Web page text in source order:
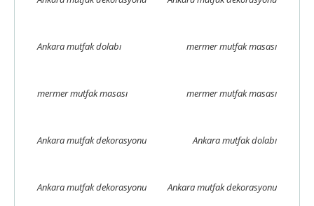
Ankara mutfak dolabı mermer mutfak masası
mermer mutfak masası mermer mutfak masası
Ankara mutfak dekorasyonu Ankara mutfak dolabı
Ankara mutfak dekorasyonu Ankara mutfak dekorasyonu